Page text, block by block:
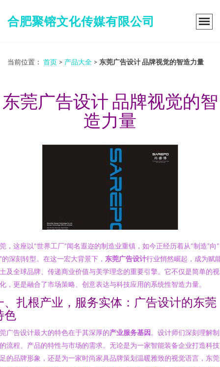
合肥聚镕文化传媒有限公司
当前位置： 首页 > 产品大全 > 东莞广告设计 品牌视觉的智造力量
东莞广告设计 品牌视觉的智
造力量
，这座以“世界工厂”闻名遐迩的制造业重镇，如今正经历着从“制造”向
的深刻转型。在这一宏大背景下， 东莞广告设计行业悄然崛起，成为赋
及全球品牌、传递商业价值与美学理念的重要引擎。它不仅是简单的
，更是融合了市场策略、创意表达与科技应用的系统性智造力量。
、扎根产业，服务实体：广告设计的东莞
色
广告设计最大的特色在于其深厚的产业服务基因。设计师们深刻理解
流程、产品的特性与市场的需求。无论是为一家智能装备企业打造科
的品牌形象，还是为一家时尚家具品牌策划温暖雅致的视觉语言，东